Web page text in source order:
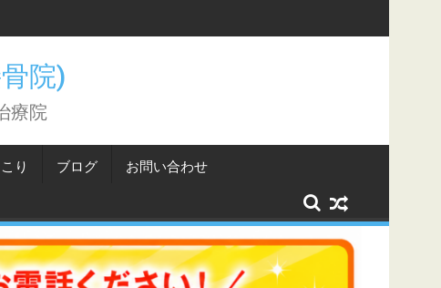
こと。
骨院)
療院
り ブログ お問い合わせ